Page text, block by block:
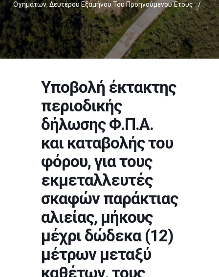
Οχημάτων, Δευτέρου Εξαμήνου Του Προηγούμενου Έτους
/
Υποβολή έκτακτης
περιοδικής
δήλωσης Φ.Π.Α.
και καταβολής του
φόρου, για τους
εκμεταλλευτές
σκαφών παράκτιας
αλιείας, μήκους
μέχρι δώδεκα (12)
μέτρων μεταξύ
καθέτων, τους